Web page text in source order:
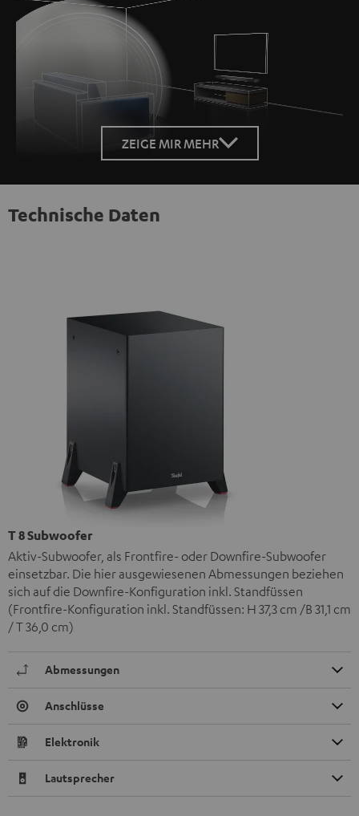
Loaded:
100.00%
ZEIGE MIR MEHR
Technische Daten
T 8 Subwoofer
Aktiv-Subwoofer, als Frontfire- oder Downfire-Subwoofer
einsetzbar. Die hier ausgewiesenen Abmessungen beziehen
sich auf die Downfire-Konfiguration inkl. Standfüssen
(Frontfire-Konfiguration inkl. Standfüssen: H 37,3 cm /B 31,1 cm
/ T 36,0 cm)
Abmessungen
Anschlüsse
Elektronik
Lautsprecher